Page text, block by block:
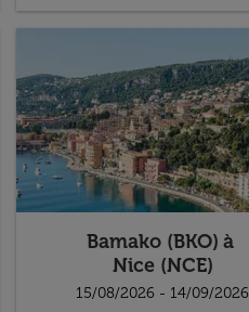
Bamako (BKO) à
Nice (NCE)
15/08/2026 - 14/09/2026